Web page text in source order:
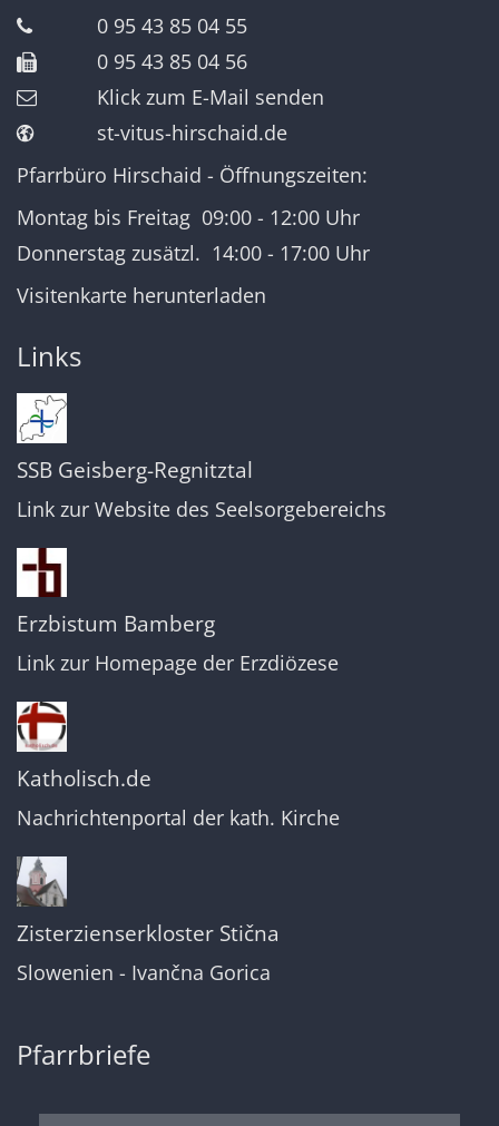
0 95 43 85 04 55
0 95 43 85 04 56
Klick zum E-Mail senden
st-vitus-hirschaid.de
Pfarrbüro Hirschaid - Öffnungszeiten:
Montag bis Freitag 09:00 - 12:00 Uhr
Donnerstag zusätzl. 14:00 - 17:00 Uhr
Visitenkarte herunterladen
Links
SSB Geisberg-Regnitztal
Link zur Website des Seelsorgebereichs
Erzbistum Bamberg
Link zur Homepage der Erzdiözese
Katholisch.de
Nachrichtenportal der kath. Kirche
Zisterzienserkloster Stična
Slowenien - Ivančna Gorica
Pfarrbriefe